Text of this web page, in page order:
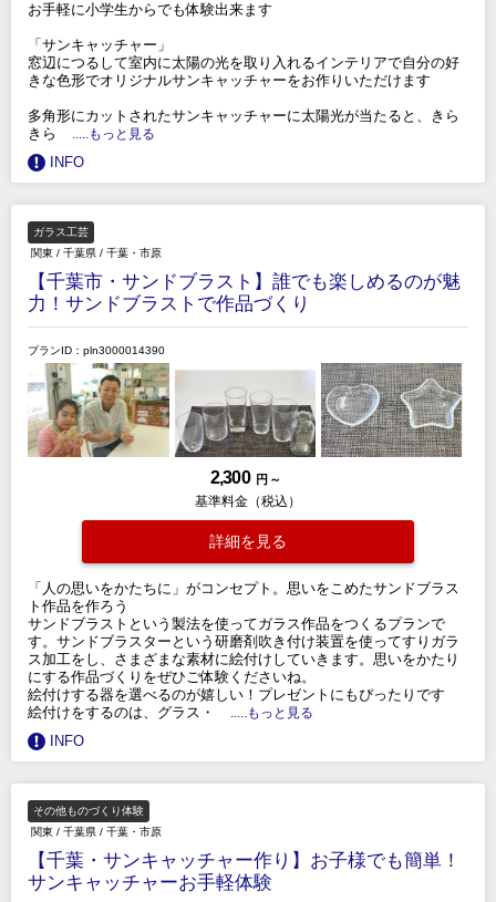
お手軽に小学生からでも体験出来ます
「サンキャッチャー」
窓辺につるして室内に太陽の光を取り入れるインテリアで自分の好
きな色形でオリジナルサンキャッチャーをお作りいただけます
多角形にカットされたサンキャッチャーに太陽光が当たると、きら
きら
.....もっと見る
INFO
ガラス工芸
関東 / 千葉県 / 千葉・市原
【千葉市・サンドブラスト】誰でも楽しめるのが魅
力！サンドブラストで作品づくり
プランID：pln3000014390
2,300 円 ～
基準料金（税込）
詳細を見る
「人の思いをかたちに」がコンセプト。思いをこめたサンドブラス
ト作品を作ろう
サンドブラストという製法を使ってガラス作品をつくるプランで
す。サンドブラスターという研磨剤吹き付け装置を使ってすりガラ
ス加工をし、さまざまな素材に絵付けしていきます。思いをかたり
にする作品づくりをぜひご体験くださいね。
絵付けする器を選べるのが嬉しい！プレゼントにもぴったりです
絵付けをするのは、グラス・
.....もっと見る
INFO
その他ものづくり体験
関東 / 千葉県 / 千葉・市原
【千葉・サンキャッチャー作り】お子様でも簡単！
サンキャッチャーお手軽体験